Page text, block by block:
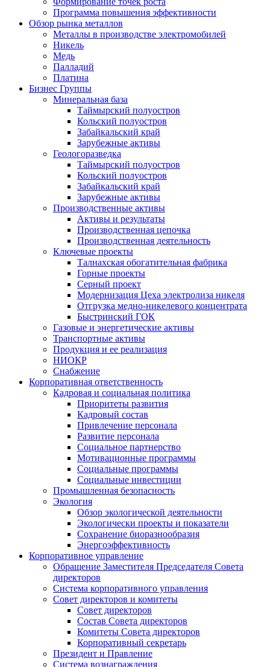
Программа повышения эффективности
Обзор рынка металлов
Металлы в производстве электромобилей
Никель
Медь
Палладий
Платина
Бизнес Группы
Минеральная база
Таймырский полуостров
Кольский полуостров
Забайкальский край
Зарубежные активы
Геологоразведка
Таймырский полуостров
Кольский полуостров
Забайкальский край
Зарубежные активы
Производственные активы
Активы и результаты
Производственная цепочка
Производственная деятельность
Ключевые проекты
Талнахская обогатительная фабрика
Горные проекты
Серный проект
Модернизация Цеха электролиза никеля
Отгрузка медно-никелевого концентрата
Быстринский ГОК
Газовые и энергетические активы
Транспортные активы
Продукция и ее реализация
НИОКР
Снабжение
Корпоративная ответственность
Кадровая и социальная политика
Приоритеты развития
Кадровый состав
Привлечение персонала
Развитие персонала
Социальное партнерство
Мотивационные программы
Социальные программы
Социальные инвестиции
Промышленная безопасность
Экология
Обзор экологической деятельности
Экологически проекты и показатели
Сохранение биоразнообразия
Энергоэффективность
Корпоративное управление
Обращение Заместителя Председателя Совета
директоров
Система корпоративного управления
Совет директоров и комитеты
Совет директоров
Состав Совета директоров
Комитеты Совета директоров
Корпоративный секретарь
Президент и Правление
Система вознаграждения